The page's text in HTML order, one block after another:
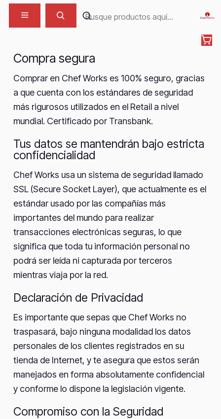
Compra segura
Compra segura
Comprar en Chef Works es 100% seguro, gracias
a que cuenta con los estándares de seguridad
más rigurosos utilizados en el Retail a nivel
mundial. Certificado por Transbank.
Tus datos se mantendrán bajo estricta
confidencialidad
Chef Works usa un sistema de seguridad llamado
SSL (Secure Socket Layer), que actualmente es el
estándar usado por las compañías más
importantes del mundo para realizar
transacciones electrónicas seguras, lo que
significa que toda tu información personal no
podrá ser leída ni capturada por terceros
mientras viaja por la red.
Declaración de Privacidad
Es importante que sepas que Chef Works no
traspasará, bajo ninguna modalidad los datos
personales de los clientes registrados en su
tienda de Internet, y te asegura que estos serán
manejados en forma absolutamente confidencial
y conforme lo dispone la legislación vigente.
Compromiso con la Seguridad